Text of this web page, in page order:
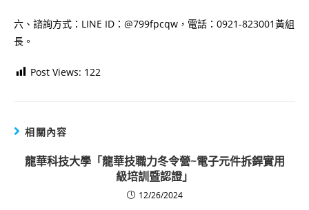
六、諮詢方式：LINE ID：@799fpcqw，電話：0921-823001黃組
長。
Post Views: 122
相關內容
龍華科技大學「龍華技職力冬令營~電子元件拆銲實用
級培訓暨認證」
12/26/2024